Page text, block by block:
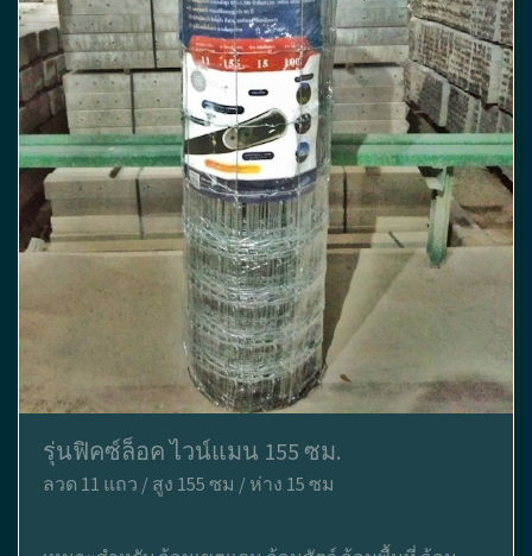
รุ่นฟิคซ์ล็อค ไวน์แมน 155 ซม.
ลวด 11 แถว / สูง 155 ซม / ห่าง 15 ซม